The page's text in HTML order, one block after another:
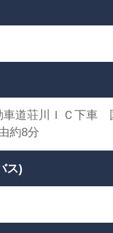
車道荘川ＩＣ下車
約8分
ス)